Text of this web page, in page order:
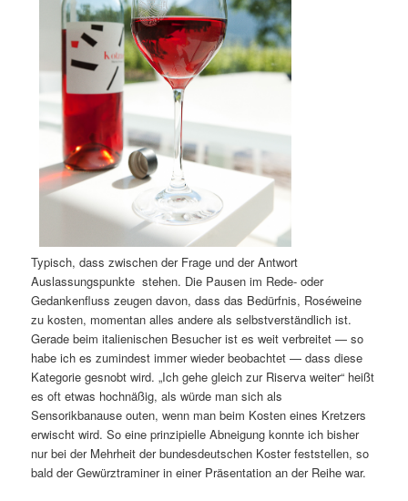
Typisch, dass zwischen der Frage und der Antwort
Auslassungspunkte stehen. Die Pausen im Rede- oder
Gedankenfluss zeugen davon, dass das Bedürfnis, Roséweine
zu kosten, momentan alles andere als selbstverständlich ist.
Gerade beim italienischen Besucher ist es weit verbreitet — so
habe ich es zumindest immer wieder beobachtet — dass diese
Kategorie gesnobt wird. „Ich gehe gleich zur Riserva weiter“ heißt
es oft etwas hochnäßig, als würde man sich als
Sensorikbanause outen, wenn man beim Kosten eines Kretzers
erwischt wird. So eine prinzipielle Abneigung konnte ich bisher
nur bei der Mehrheit der bundesdeutschen Koster feststellen, so
bald der Gewürztraminer in einer Präsentation an der Reihe war.